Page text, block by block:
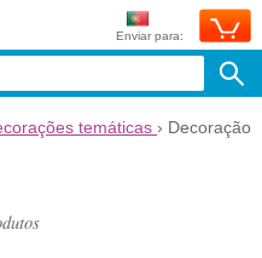
Enviar para:
temáticas › Decoração